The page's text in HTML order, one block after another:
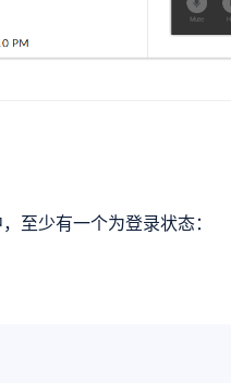
至少有一个为登录状态：